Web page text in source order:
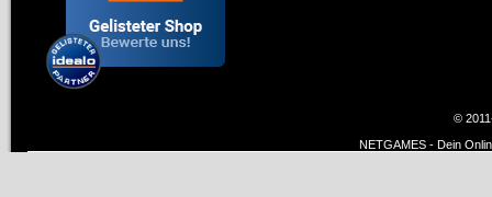
©
NETGAMES - Dein